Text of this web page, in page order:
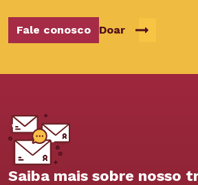
Fale conosco Doar
Saiba mais sobre nosso